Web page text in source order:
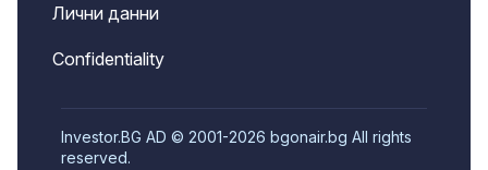
Лични данни
Confidentiality
Investor.BG AD © 2001-2026 bgonair.bg All rights
reserved.